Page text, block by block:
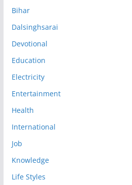
Bihar
Dalsinghsarai
Devotional
Education
Electricity
Entertainment
Health
International
Job
Knowledge
Life Styles